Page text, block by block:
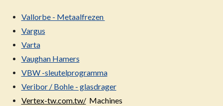
Vallorbe - Metaalfrezen
Vargus
Varta
Vaughan Hamers
VBW -sleutelprogramma
Veribor / Bohle - glasdrager
Vertex-tw.com.tw/Machines